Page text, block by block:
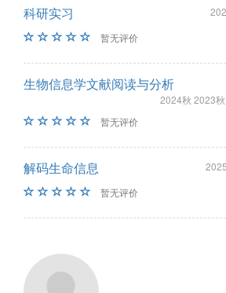
科研实习
暂无评价
生物信息学文献阅读与分析
2024秋 2023
暂无评价
解码生命信息
暂无评价